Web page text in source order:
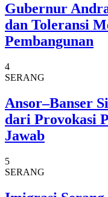
Gubernur
dan Toleransi
Pembangunan
4
SERANG
Ansor–Banser
dari Provokasi
Jawab
5
SERANG